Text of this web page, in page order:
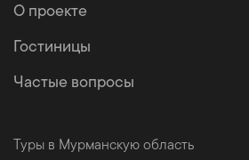
О проекте
Гостиницы
Частые вопросы
Туры в Мурманскую область